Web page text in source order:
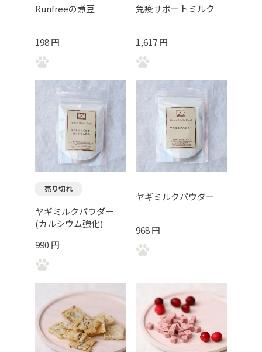
Runfreeの煮豆
198 円
免疫サポートミルク
1,617 円
売り切れ
ヤギミルクパウダー
(カルシウム強化)
990 円
ヤギミルクパウダー
968 円